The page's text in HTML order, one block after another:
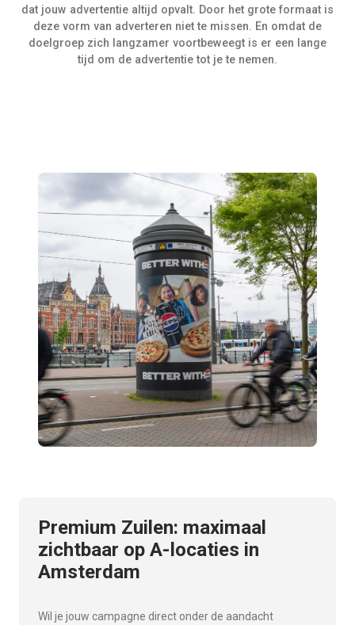
dat jouw advertentie altijd opvalt. Door het grote formaat is
deze vorm van adverteren niet te missen. En omdat de
doelgroep zich langzamer voortbeweegt is er een lange
tijd om de advertentie tot je te nemen.
Premium Zuilen: maximaal
zichtbaar op A-locaties in
Amsterdam
Wil je jouw campagne direct onder de aandacht